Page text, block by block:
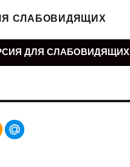
СЛАБОВИДЯЩИХ
ДЛЯ СЛАБОВИДЯЩИХ